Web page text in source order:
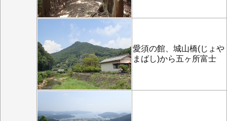
愛須の館、城山橋(じょや
まばし)から五ヶ所富士